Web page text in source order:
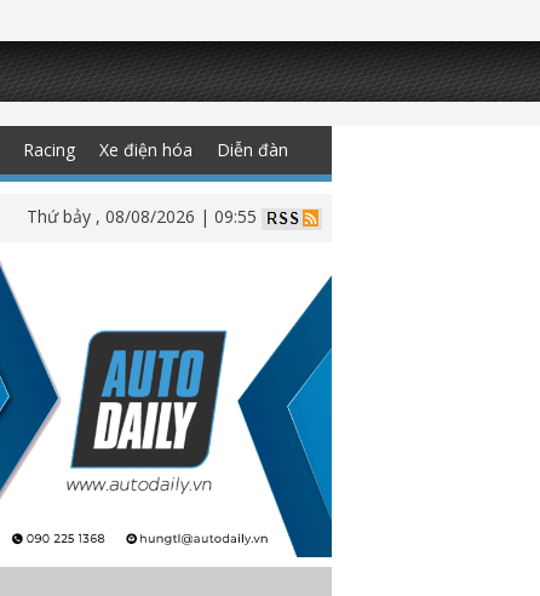
Racing Xe điện hóa Diễn đàn
Thứ bảy , 08/08/2026 | 09:55